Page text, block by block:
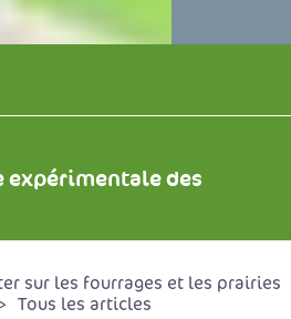
expérimentale des
sur les fourrages et les prairies
Tous les articles